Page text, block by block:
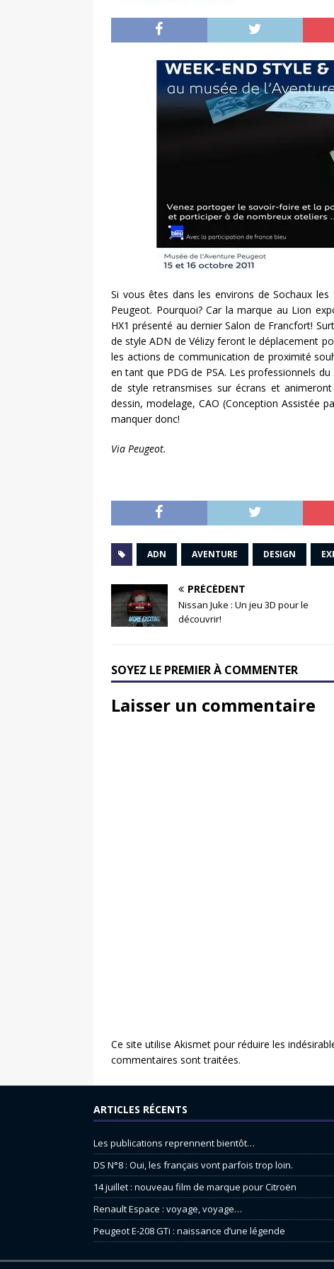
Si vous êtes dans les environs de Sochaux
Peugeot. Pourquoi? Car la marque au Lion
HX1 présenté au dernier Salon de Francfort!
de style ADN de Vélizy feront le déplacement
les actions de communication de proximité
en tant que PDG de PSA. Les professionnels
de style retransmises sur écrans et
dessin, modelage, CAO (Conception Assistée
manquer donc!
Via Peugeot.
ADN AVENTURE DESIGN
PRÉCÉDENT
Nissan Juke : Un jeu 3D pour le
découvrir!
SOYEZ LE PREMIER À COMMENTER
Laisser un commentaire
Ce site utilise Akismet pour réduire les
commentaires sont traitées.
ARTICLES RÉCENTS
Les publications reprennent bientôt…
DS N°8 : Oui, les français vont parfois trop loin.
14 juillet : nouveau film de marque pour Citroën
Renault Espace : voyage, voyage…
Peugeot E-208 GTi : naissance d’une légende